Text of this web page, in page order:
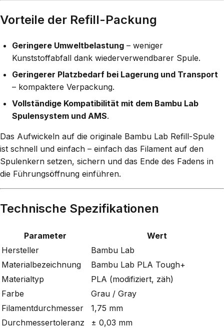
Vorteile der Refill-Packung
Geringere Umweltbelastung – weniger
Kunststoffabfall dank wiederverwendbarer Spule.
Geringerer Platzbedarf bei Lagerung und Transport
– kompaktere Verpackung.
Vollständige Kompatibilität mit dem Bambu Lab
Spulensystem und AMS.
Das Aufwickeln auf die originale Bambu Lab Refill-Spule
ist schnell und einfach – einfach das Filament auf den
Spulenkern setzen, sichern und das Ende des Fadens in
die Führungsöffnung einführen.
Technische Spezifikationen
Parameter
Wert
Hersteller
Bambu Lab
Materialbezeichnung
Bambu Lab PLA Tough+
Materialtyp
PLA (modifiziert, zäh)
Farbe
Grau / Gray
Filamentdurchmesser
1,75 mm
Durchmessertoleranz
± 0,03 mm